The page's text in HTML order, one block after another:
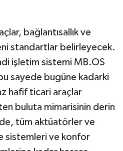
bağlantısallık ve
standartlar belirleyecek.
işletim sistemi MB.OS
sayede bugüne kadarki
hafif ticari araçlar
buluta mimarisinin derin
tüm aktüatörler ve
sistemleri ve konfor